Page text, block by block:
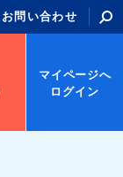
お問い合わせ
マイページへ
ログイン